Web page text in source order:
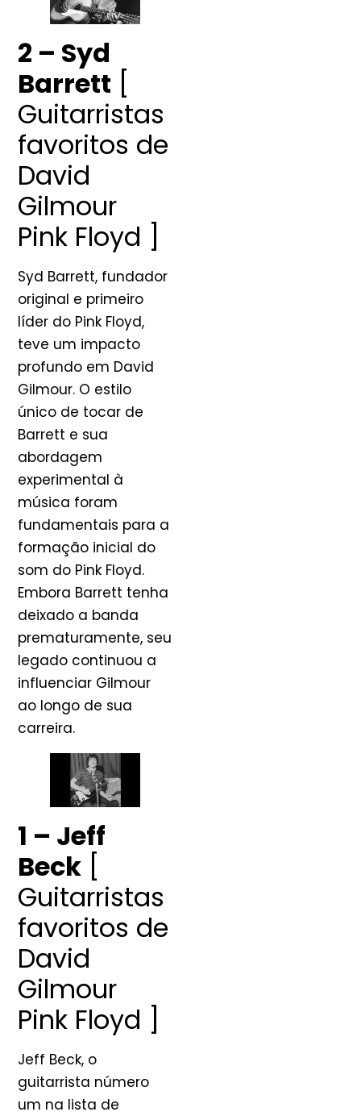
2 – Syd
Barrett [
Guitarristas
favoritos de
David
Gilmour
Pink Floyd ]
Syd Barrett, fundador
original e primeiro
líder do Pink Floyd,
teve um impacto
profundo em David
Gilmour. O estilo
único de tocar de
Barrett e sua
abordagem
experimental à
música foram
fundamentais para a
formação inicial do
som do Pink Floyd.
Embora Barrett tenha
deixado a banda
prematuramente, seu
legado continuou a
influenciar Gilmour
ao longo de sua
carreira.
1 – Jeff
Beck [
Guitarristas
favoritos de
David
Gilmour
Pink Floyd ]
Jeff Beck, o
guitarrista número
um na lista de